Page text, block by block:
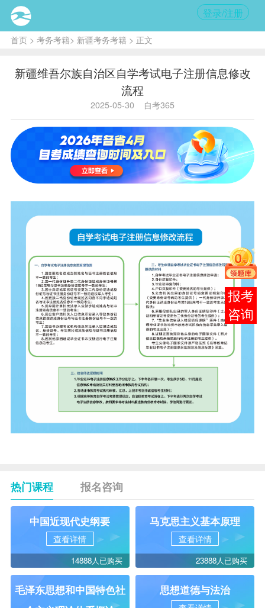
登录/注册
首页> 考务考籍> 新疆考务考籍 > 正文
新疆维吾尔族自治区自学考试电子注册信息修改
流程
2025-05-30 自考365
热门课程 报名咨询
中国近现代史纲要
查看详情
14888人已购买
马克思主义基本原理
查看详情
23888人已购买
毛泽东思想和中国特色社
思想道德与法治
报考
咨询